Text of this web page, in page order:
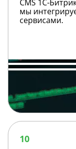
CMS 1С-
мы
сервисами.
Базовая
SEO-
оптимизация
10